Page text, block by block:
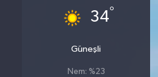
34°
Güneşli
Nem: %23